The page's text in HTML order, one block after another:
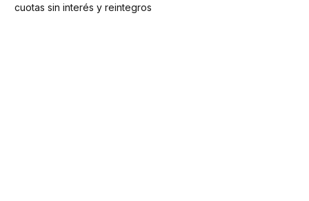
cuotas sin interés y reintegros